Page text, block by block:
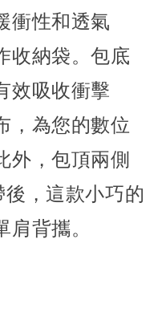
衝性和透氣
收納袋。包底
效吸收衝擊
，為您的數位
外，包頂兩側
，這款小巧的
背攜。